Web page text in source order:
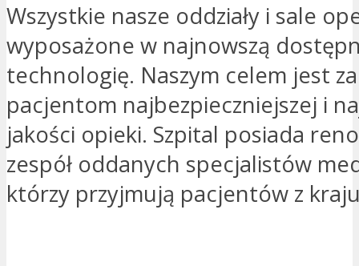
Wszystkie nasze oddziały i sale
wyposażone w najnowszą
technologię. Naszym celem jest
pacjentom najbezpieczniejszej i
jakości opieki. Szpital posiada
zespół oddanych specjalistów
którzy przyjmują pacjentów z